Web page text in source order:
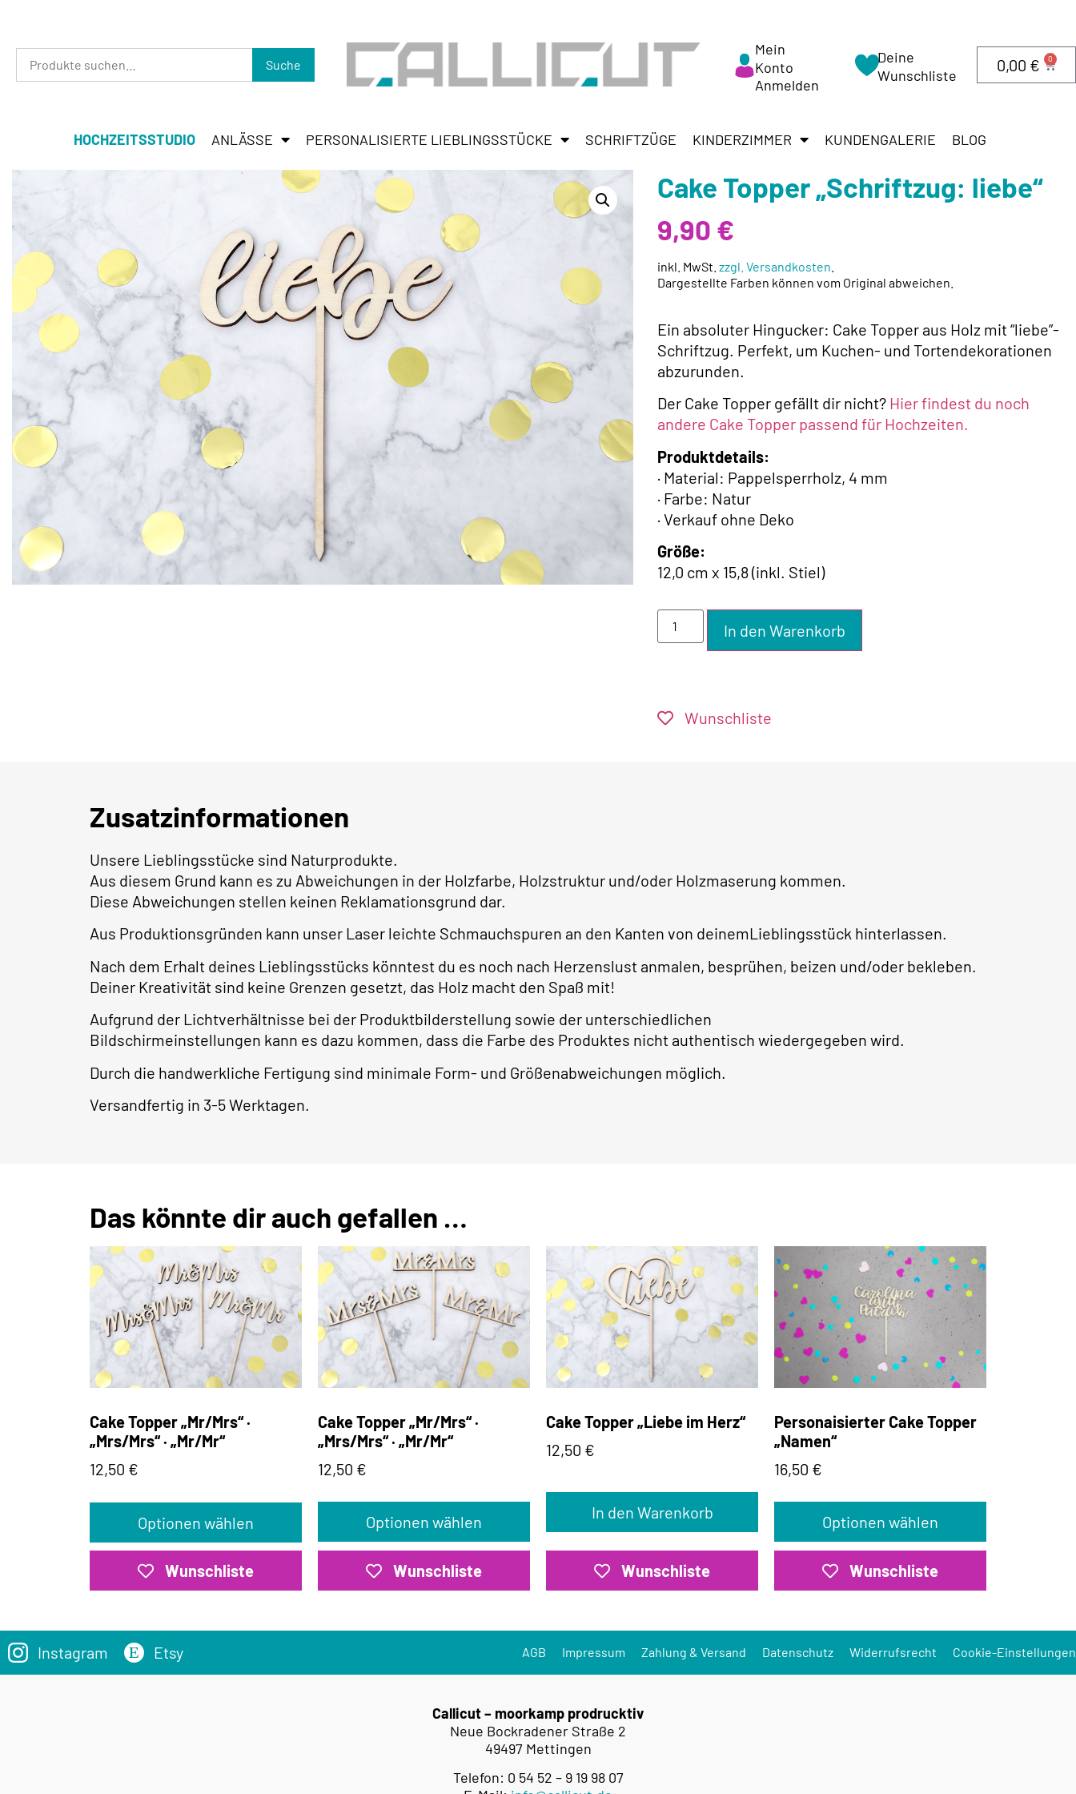
Suche
Mein
Konto
Anmelden
Deine
Wunschliste
0,00 € 0
HOCHZEITSSTUDIO ANLÄSSE PERSONALISIERTE LIEBLINGSSTÜCKE SCHRIFTZÜGE KINDERZIMMER KUNDENGALERIE BLOG
Cake Topper „Schriftzug: liebe“
9,90 €
inkl. MwSt.zzgl. Versandkosten
Dargestellte Farben können vom Original abweichen.
Ein absoluter Hingucker: Cake Topper aus Holz mit “liebe”-
Schriftzug. Perfekt, um Kuchen- und Tortendekorationen
abzurunden.
Der Cake Topper gefällt dir nicht? Hier findest du noch
andere Cake Topper passend für Hochzeiten.
Produktdetails:
· Material: Pappelsperrholz, 4 mm
· Farbe: Natur
· Verkauf ohne Deko
Größe:
12,0 cm x 15,8 (inkl. Stiel)
In den Warenkorb
Wunschliste
Zusatzinformationen
Unsere Lieblingsstücke sind Naturprodukte.
Aus diesem Grund kann es zu Abweichungen in der Holzfarbe, Holzstruktur und/oder Holzmaserung kommen.
Diese Abweichungen stellen keinen Reklamationsgrund dar.
Aus Produktionsgründen kann unser Laser leichte Schmauchspuren an den Kanten von deinemLieblingsstück hinterlassen.
Nach dem Erhalt deines Lieblingsstücks könntest du es noch nach Herzenslust anmalen, besprühen, beizen und/oder bekleben.
Deiner Kreativität sind keine Grenzen gesetzt, das Holz macht den Spaß mit!
Aufgrund der Lichtverhältnisse bei der Produktbilderstellung sowie der unterschiedlichen
Bildschirmeinstellungen kann es dazu kommen, dass die Farbe des Produktes nicht authentisch wiedergegeben wird.
Durch die handwerkliche Fertigung sind minimale Form- und Größenabweichungen möglich.
Versandfertig in 3-5 Werktagen.
Das könnte dir auch gefallen …
Cake Topper „Mr/Mrs“ ·
„Mrs/Mrs“ · „Mr/Mr“
12,50 €
Optionen wählen
Wunschliste
Cake Topper „Mr/Mrs“ ·
„Mrs/Mrs“ · „Mr/Mr“
12,50 €
Optionen wählen
Wunschliste
Cake Topper „Liebe im Herz“
12,50 €
In den Warenkorb
Wunschliste
Personaisierter Cake Topper
„Namen“
16,50 €
Optionen wählen
Wunschliste
Instagram Etsy AGB Impressum Zahlung & Versand Datenschutz Widerrufsrecht Cookie-Einstellungen
Callicut – moorkamp prodrucktiv
Neue Bockradener Straße 2
49497 Mettingen
Telefon: 0 54 52 – 9 19 98 07